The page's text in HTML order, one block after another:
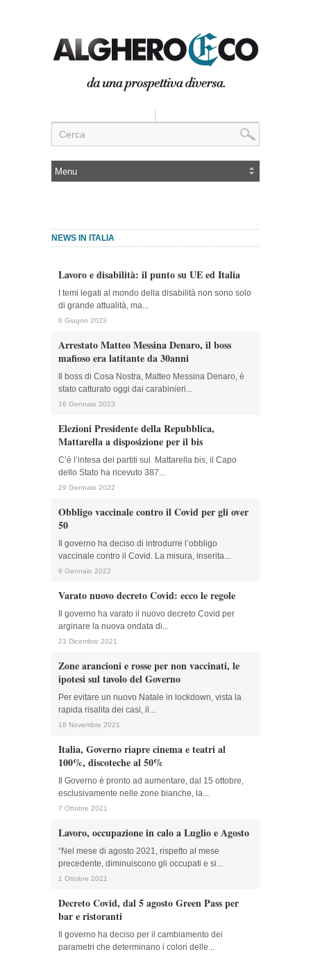
NEWS IN ITALIA
Lavoro e disabilità: il punto su UE ed Italia
I temi legati al mondo della disabilità non sono solo
di grande attualità, ma...
8 Giugno 2023
Arrestato Matteo Messina Denaro, il boss
mafioso era latitante da 30anni
Il boss di Cosa Nostra, Matteo Messina Denaro, è
stato catturato oggi dai carabinieri...
16 Gennaio 2023
Elezioni Presidente della Repubblica,
Mattarella a disposizione per il bis
C’è l’intesa dei partiti sul Mattarella bis, il Capo
dello Stato ha ricevuto 387...
29 Gennaio 2022
Obbligo vaccinale contro il Covid per gli over
50
Il governo ha deciso di introdurre l’obbligo
vaccinale contro il Covid. La misura, inserita...
6 Gennaio 2022
Varato nuovo decreto Covid: ecco le regole
Il governo ha varato il nuovo decreto Covid per
arginare la nuova ondata di...
23 Dicembre 2021
Zone arancioni e rosse per non vaccinati, le
ipotesi sul tavolo del Governo
Per evitare un nuovo Natale in lockdown, vista la
rapida risalita dei casi, il...
18 Novembre 2021
Italia, Governo riapre cinema e teatri al
100%, discoteche al 50%
Il Governo è pronto ad aumentare, dal 15 ottobre,
esclusivamente nelle zone bianche, la...
7 Ottobre 2021
Lavoro, occupazione in calo a Luglio e Agosto
“Nel mese di agosto 2021, rispetto al mese
precedente, diminuiscono gli occupati e si...
1 Ottobre 2021
Decreto Covid, dal 5 agosto Green Pass per
bar e ristoranti
Il governo ha deciso per il cambiamento dei
parametri che determinano i colori delle...